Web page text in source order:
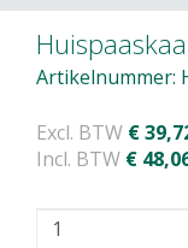
Artikelnummer:
Excl. BTW €
Incl. BTW €